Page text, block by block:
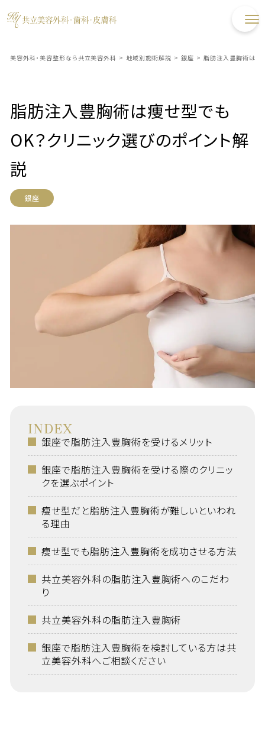
美容外科・美容整形なら共立美容外科 > 地域別施術解説 > 銀座 > 脂肪注入豊胸術は痩
脂肪注入豊胸術は痩せ型でも
OK？クリニック選びのポイント解
説
銀座
INDEX
銀座で脂肪注入豊胸術を受けるメリット
銀座で脂肪注入豊胸術を受ける際のクリニッ
クを選ぶポイント
痩せ型だと脂肪注入豊胸術が難しいといわれ
る理由
痩せ型でも脂肪注入豊胸術を成功させる方法
共立美容外科の脂肪注入豊胸術へのこだわ
り
共立美容外科の脂肪注入豊胸術
銀座で脂肪注入豊胸術を検討している方は共
立美容外科へご相談ください